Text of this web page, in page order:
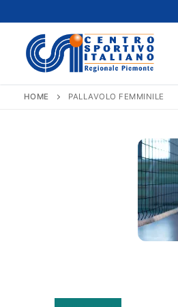
al
contenuto
HOME PALLAVOLO FEMMINILE